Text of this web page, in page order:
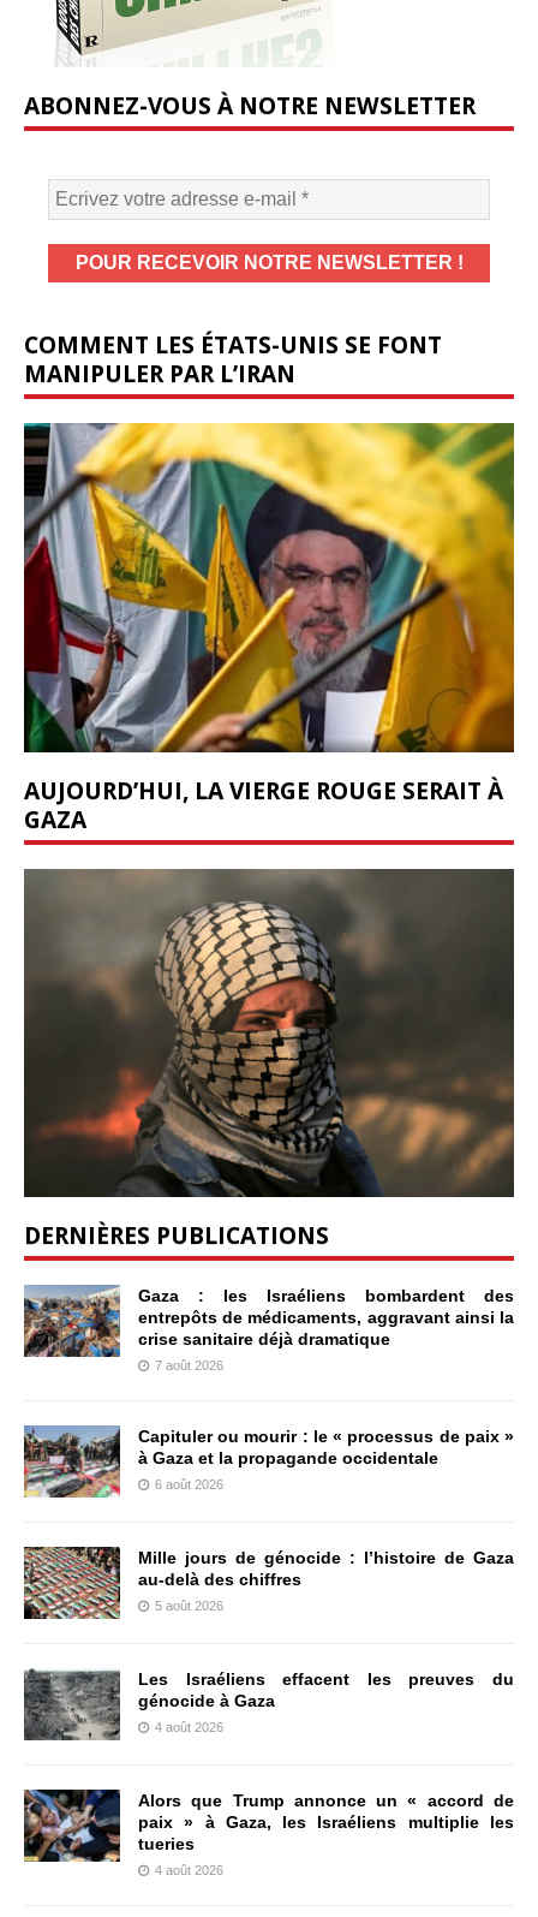
ABONNEZ-VOUS À NOTRE NEWSLETTER
COMMENT LES ÉTATS-UNIS SE FONT
MANIPULER PAR L’IRAN
AUJOURD’HUI, LA VIERGE ROUGE SERAIT À
GAZA
DERNIÈRES PUBLICATIONS
Gaza : les Israéliens bombardent des
entrepôts de médicaments, aggravant ainsi la
crise sanitaire déjà dramatique
7 août 2026
Capituler ou mourir : le « processus de paix »
à Gaza et la propagande occidentale
6 août 2026
Mille jours de génocide : l’histoire de Gaza
au-delà des chiffres
5 août 2026
Les Israéliens effacent les preuves du
génocide à Gaza
4 août 2026
Alors que Trump annonce un « accord de
paix » à Gaza, les Israéliens multiplie les
tueries
4 août 2026